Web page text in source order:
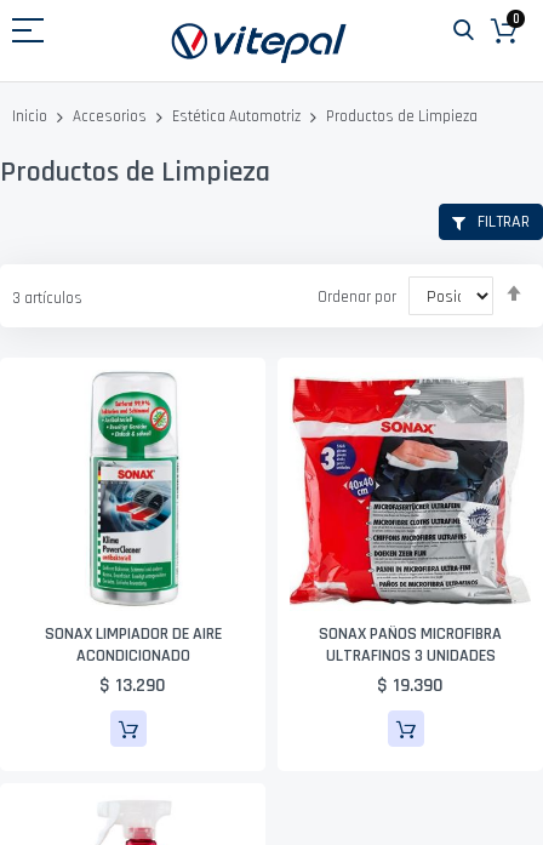
al
0
Inicio Accesorios Estética Automotriz Productos de Limpieza
Productos de Limpieza
3 artículos Ordenar por
SONAX LIMPIADOR DE AIRE
ACONDICIONADO
$ 13.290
SONAX PAÑOS MICROFIBRA
ULTRAFINOS 3 UNIDADES
$ 19.390
FILTRAR